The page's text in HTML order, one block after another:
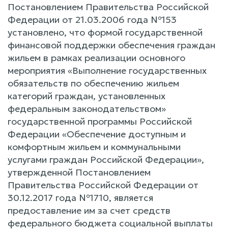
Постановлением Правительства Российской
Федерации от 21.03.2006 года №153
установлено, что формой государственной
финансовой поддержки обеспечения граждан
жильем в рамках реализации основного
мероприятия «Выполнение государственных
обязательств по обеспечению жильем
категорий граждан, установленных
федеральным законодательством»
государственной программы Российской
Федерации «Обеспечение доступным и
комфортным жильем и коммунальными
услугами граждан Российской Федерации»,
утвержденной Постановлением
Правительства Российской Федерации от
30.12.2017 года №1710, является
предоставление им за счет средств
федерального бюджета социальной выплаты